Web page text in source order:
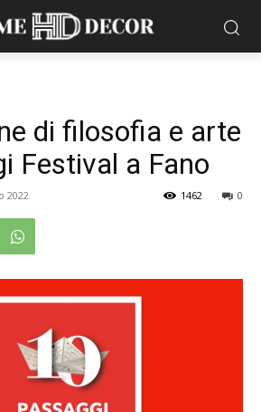
di filosofia e arte
Festival a Fano
2022 0
1462